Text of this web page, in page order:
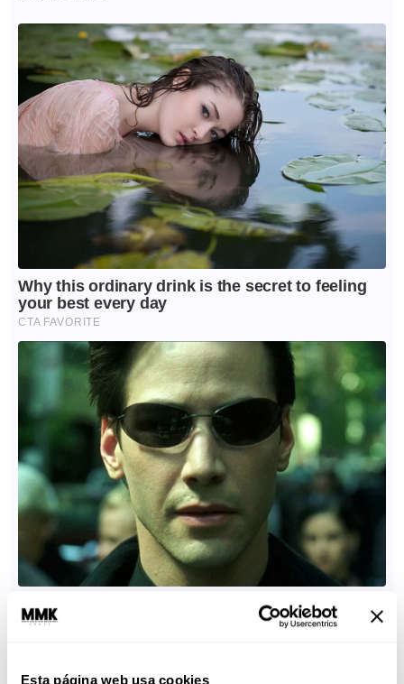
Esta página web usa cookies